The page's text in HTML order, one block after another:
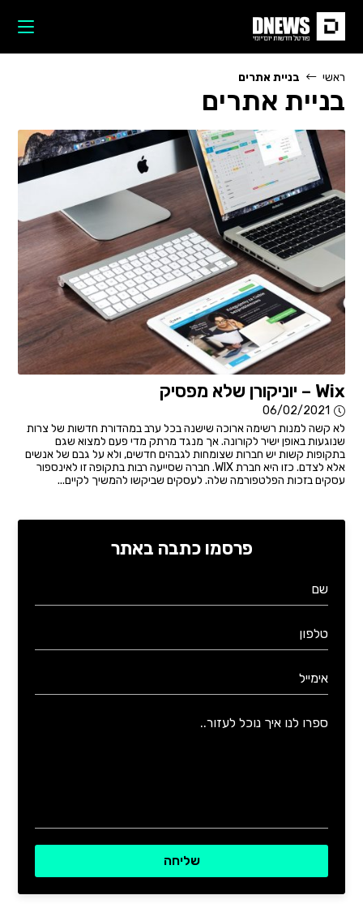
content
ראשי בניית אתרים
בניית אתרים
Wix – יוניקורן שלא מפסיק
06/02/2021
לא קשה למנות רשימה ארוכה שישנה בכל ערב במהדורת חדשות של צרות
שנוגעות באופן ישיר לקורונה. אך מנגד מרתק מדי פעם למצוא שגם
בתקופות קשות יש חברות שצומחות לגבהים חדשים, ולא על גבם של אנשים
אלא לצדם. כזו היא חברת WIX. חברה שסייעה רבות בתקופה זו לאינספור
עסקים בזכות הפלטפורמה שלה. לעסקים שביקשו להמשיך לקיים...
פרסמו כתבה באתר